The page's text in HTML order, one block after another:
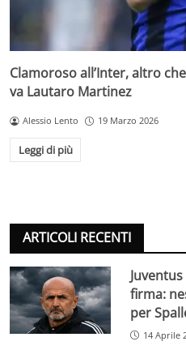
Clamoroso all’Inter, altro
va Lautaro Martinez
Alessio Lento 19 Marzo 2026
Leggi di più
ARTICOLI RECENTI
firma:
per
14 Aprile